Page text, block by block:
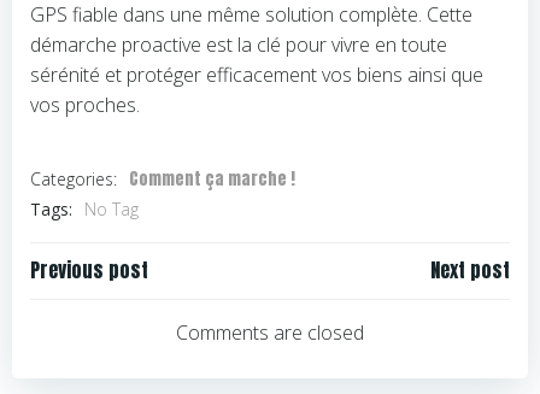
GPS fiable dans une même solution complète. Cette
démarche proactive est la clé pour vivre en toute
sérénité et protéger efficacement vos biens ainsi que
vos proches.
Categories: Comment ça marche !
Tags: No Tag
Navigation
Previous post
l’article
Next post
Comments are closed